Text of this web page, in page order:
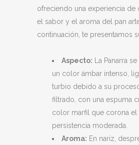
ofreciendo una experiencia de
el sabor y el aroma del pan
continuación, te presentamos
Aspecto: La Panarra
un color ámbar intenso,
turbio debido a su
filtrado, con una espuma
color marfil que corona el
persistencia moderada.
Aroma: En nariz,